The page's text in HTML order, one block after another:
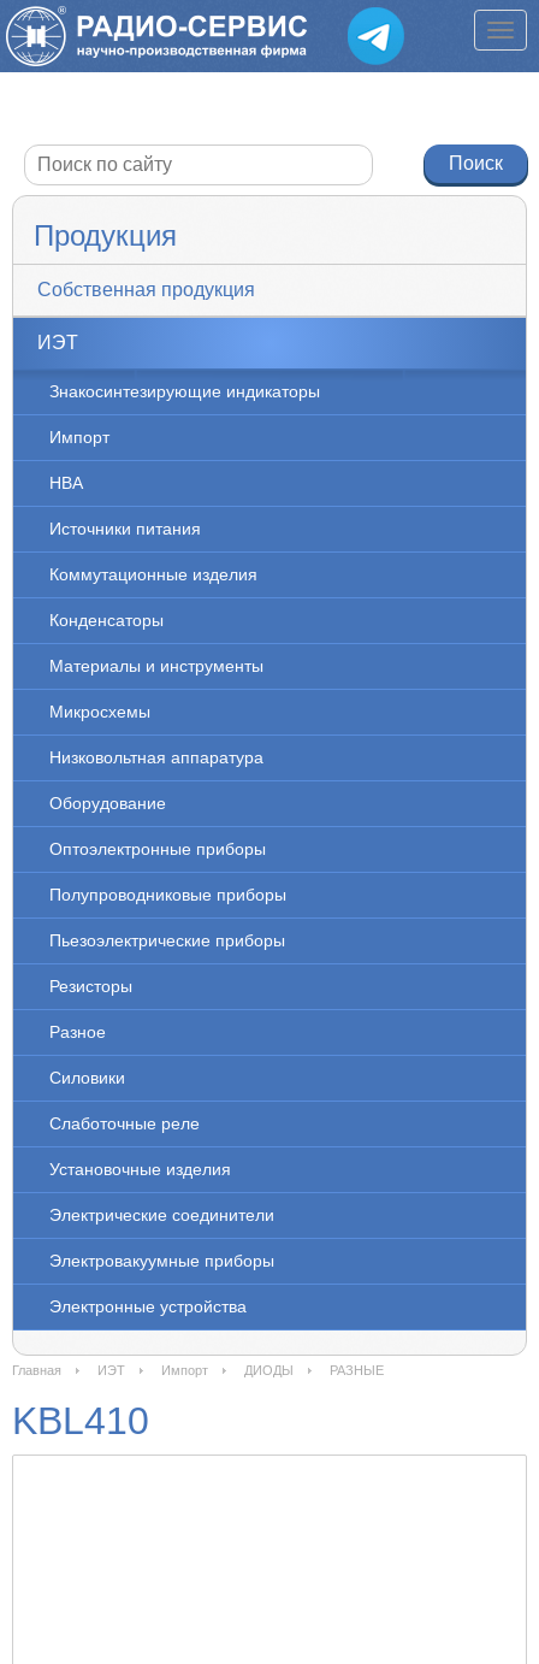
Продукция
Собственная продукция
ИЭТ
Знакосинтезирующие индикаторы
Импорт
НВА
Источники питания
Коммутационные изделия
Конденсаторы
Материалы и инструменты
Микросхемы
Низковольтная аппаратура
Оборудование
Оптоэлектронные приборы
Полупроводниковые приборы
Пьезоэлектрические приборы
Резисторы
Разное
Силовики
Слаботочные реле
Установочные изделия
Электрические соединители
Электровакуумные приборы
Электронные устройства
Главная ИЭТ Импорт ДИОДЫ РАЗНЫЕ
KBL410